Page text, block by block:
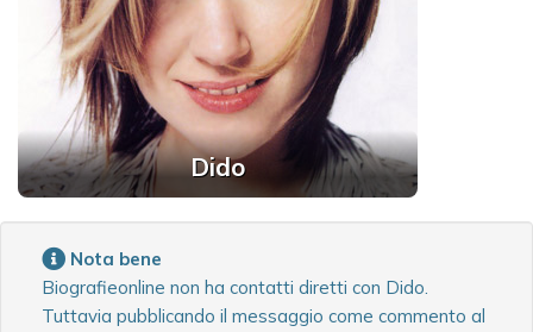
Dido
Nota bene
Biografieonline non ha contatti diretti con Dido.
Tuttavia pubblicando il messaggio come commento al